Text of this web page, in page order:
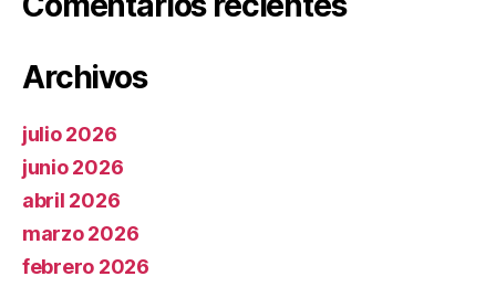
Archivos
julio 2026
junio 2026
abril 2026
marzo 2026
febrero 2026